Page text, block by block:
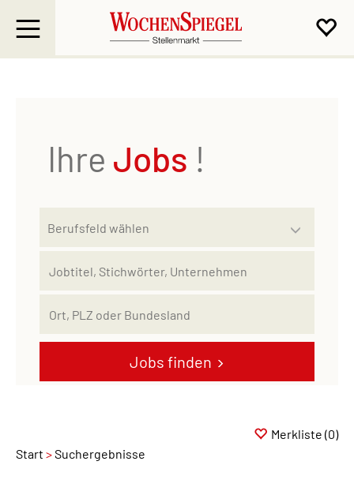
Ihre Jobs !
Jobs finden
Start Suchergebnisse
Merkliste (0)